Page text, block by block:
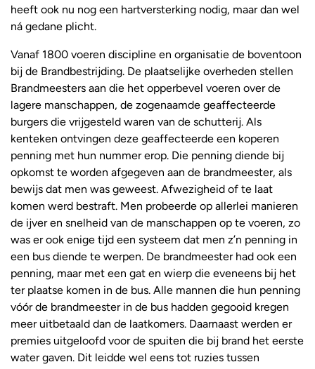
heeft ook nu nog een hartversterking nodig, maar dan wel
ná gedane plicht.
Vanaf 1800 voeren discipline en organisatie de boventoon
bij de Brandbestrijding. De plaatselijke overheden stellen
Brandmeesters aan die het opperbevel voeren over de
lagere manschappen, de zogenaamde geaffecteerde
burgers die vrijgesteld waren van de schutterij. Als
kenteken ontvingen deze geaffecteerde een koperen
penning met hun nummer erop. Die penning diende bij
opkomst te worden afgegeven aan de brandmeester, als
bewijs dat men was geweest. Afwezigheid of te laat
komen werd bestraft. Men probeerde op allerlei manieren
de ijver en snelheid van de manschappen op te voeren, zo
was er ook enige tijd een systeem dat men z’n penning in
een bus diende te werpen. De brandmeester had ook een
penning, maar met een gat en wierp die eveneens bij het
ter plaatse komen in de bus. Alle mannen die hun penning
vóór de brandmeester in de bus hadden gegooid kregen
meer uitbetaald dan de laatkomers. Daarnaast werden er
premies uitgeloofd voor de spuiten die bij brand het eerste
water gaven. Dit leidde wel eens tot ruzies tussen